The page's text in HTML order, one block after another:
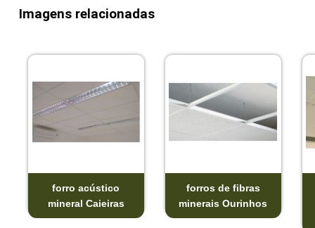
Imagens relacionadas
forro acústico
mineral Caieiras
forros de fibras
minerais Ourinhos